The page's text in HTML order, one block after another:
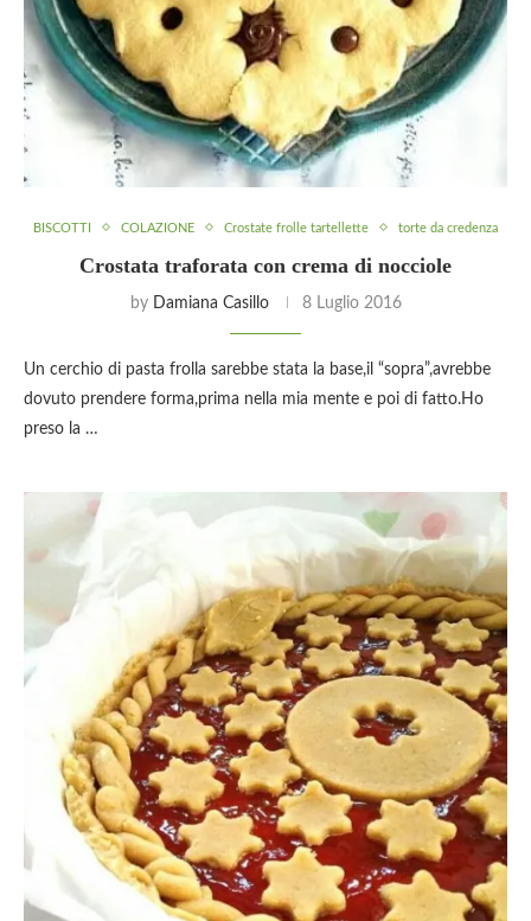
BISCOTTI COLAZIONE Crostate frolle tartellette torte da credenza
Crostata traforata con crema di nocciole
by Damiana Casillo 8 Luglio 2016
Un cerchio di pasta frolla sarebbe stata la base,il “sopra”,avrebbe
dovuto prendere forma,prima nella mia mente e poi di fatto.Ho
preso la …